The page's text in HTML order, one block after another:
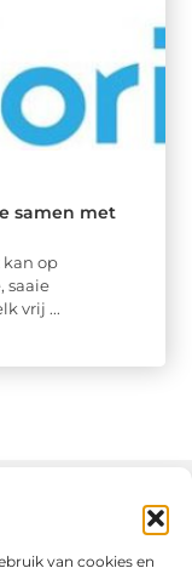
van cookies en
samen met
kan op
saaie
vrij ...